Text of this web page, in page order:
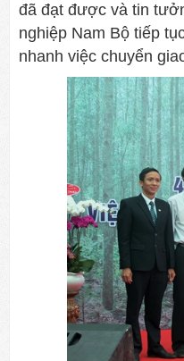
đã đạt được và tin
nghiệp Nam Bộ tiếp
nhanh việc chuyển